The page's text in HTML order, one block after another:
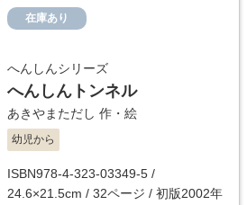
在庫あり
へんしんシリーズ
へんしんトンネル
あきやまただし 作・絵
幼児から
ISBN978-4-323-03349-5 /
24.6×21.5cm / 32ページ / 初版2002年